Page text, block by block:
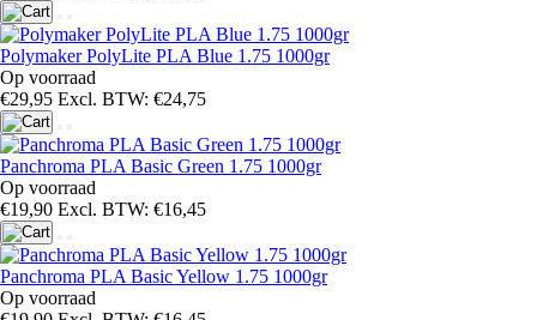
Polymaker PolyLite PLA Blue 1.75 1000gr
Op voorraad
€29,95 Excl. BTW: €24,75
Panchroma PLA Basic Green 1.75 1000gr
Op voorraad
€19,90 Excl. BTW: €16,45
Panchroma PLA Basic Yellow 1.75 1000gr
Op voorraad